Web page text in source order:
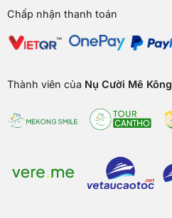
Chấp nhận thanh toán
Thành viên của Nụ Cười Mê Kông